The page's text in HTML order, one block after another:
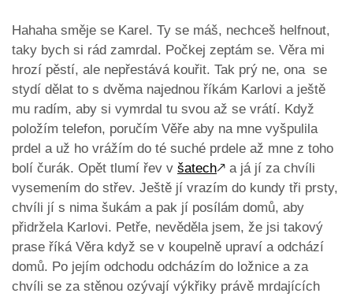
Hahaha směje se Karel. Ty se máš, nechceš helfnout,
taky bych si rád zamrdal. Počkej zeptám se. Věra mi
hrozí pěstí, ale nepřestává kouřit. Tak prý ne, ona se
stydí dělat to s dvěma najednou říkám Karlovi a ještě
mu radím, aby si vymrdal tu svou až se vrátí. Když
položím telefon, poručím Věře aby na mne vyšpulila
prdel a už ho vrážím do té suché prdele až mne z toho
bolí čurák. Opět tlumí řev v šatech🡕 a já jí za chvíli
vysemením do střev. Ještě jí vrazím do kundy tři prsty,
chvíli jí s nima šukám a pak jí posílám domů, aby
přidržela Karlovi. Petře, nevěděla jsem, že jsi takový
prase říká Věra když se v koupelně upraví a odchází
domů. Po jejím odchodu odcházím do ložnice a za
chvíli se za stěnou ozývají výkřiky právě mrdajících